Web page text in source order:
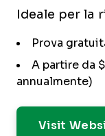
Ideale per la
Prova
A partire da
annualmente)
Visit